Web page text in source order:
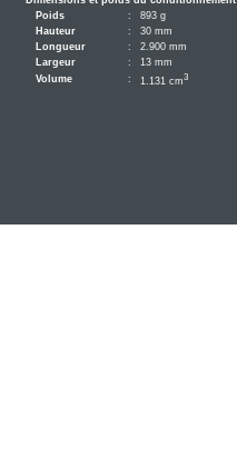
Poids
:
893 g
Hauteur
:
30 mm
Longueur
:
2.900 mm
Largeur
:
13 mm
Volume
: 1.131 cm3